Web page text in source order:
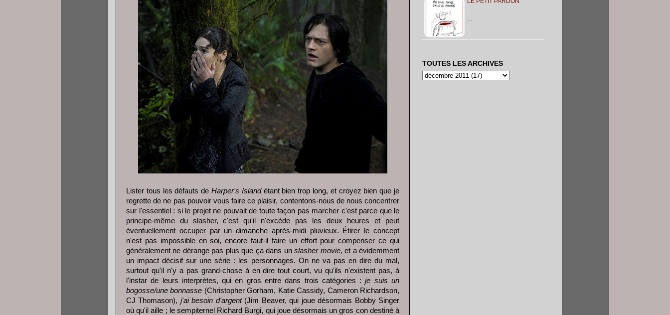
Lister tous les défauts de Harper's Islandétant bien trop long, et croyez bien que je
regrette de ne pas pouvoir vous faire ce plaisir, contentons-nous de nous concentrer
sur l'essentiel : si le projet ne pouvait de toute façon pas marcher c'est parce que le
principe-même du slasher, c'est qu'il n'excède pas les deux heures et peut
éventuellement occuper par un dimanche après-midi pluvieux. Étirer le concept
n'est pas impossible en soi, encore faut-il faire un effort pour compenser ce qui
généralement ne dérange pas plus que ça dans unslasher movie, et a évidemment
un impact décisif sur une série : les personnages. On ne va pas en dire du mal,
surtout qu'il n'y a pas grand-chose à en dire tout court, vu qu'ils n'existent pas, à
l'instar de leurs interprètes, qui en gros entre dans trois catégories :je suis un
bogosse/une bonnasse (Christopher Gorham, Katie Cassidy, Cameron Richardson,
CJ Thomason), j'ai besoin d'argent(Jim Beaver, qui joue désormais Bobby Singer
où qu'il aille ; le sempiternel Richard Burgi, qui joue désormais un gros con destiné à
TOUTES LES ARCHIVES